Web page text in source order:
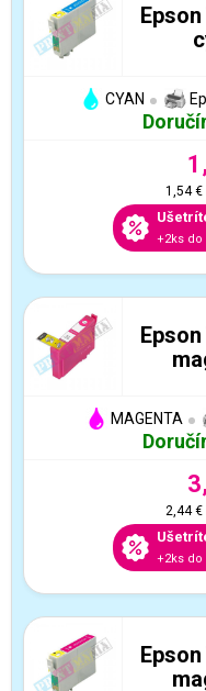
CYAN
1,54 €
+2ks do
MAGENTA
2,44 €
+2ks do